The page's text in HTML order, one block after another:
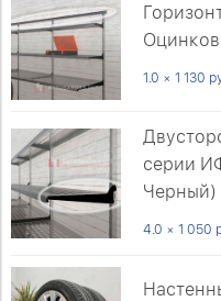
1.0 × 1 130
серии
Черный)
4.0 × 1 050